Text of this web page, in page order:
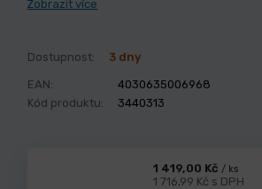
Zobrazit více
Dostupnost: 3 dny
EAN:
4030635006968
Kód produktu:
3440313
1 419,00 Kč / ks
1 716,99 Kč s DPH